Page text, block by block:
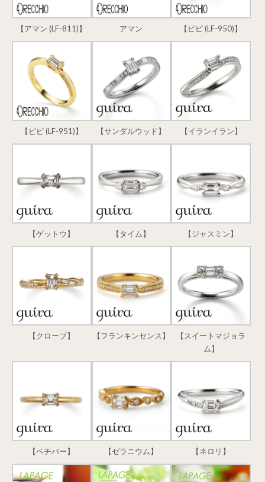
【アマン (LF-811)】 アマン 【ピピ (LF-950)】
【ピピ (LF-951)】 【サンダルウッド】 【イランイラン】
【ゲットウ】 【タイム】 【ジャスミン】
【クローブ】 【フランキンセンス】
【スイートマジョラ
ム】
【ベチバー】 【ゼラニウム】 【ネロリ】